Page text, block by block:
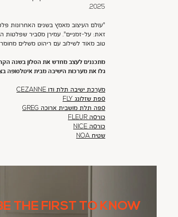
2025.
"עולם העיצוב מאמץ בשנים האחרונות
זאת: על-זמניים". עמירן מסביר שפלטות
טוב מאוד לשילוב עם ריהוט משלים
מתכננים לעצב מחדש את הסלון בשנה
גלו את מערכות הישיבה מבית איטלסופה בצבע הטרנדי של 2025
מערכת ישיבה תלת ודו CEZANNE
ספת שזלונג FLY
ספה תלת מושבית ארוכה GREG
כורסה FLEUR
כורסה NICE
שטיח NOA
THE FIRST TO KNOW